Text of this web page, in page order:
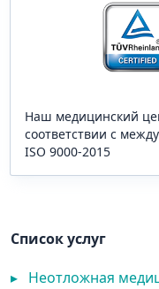
Наш медицинский
соответствии с
ISO 9000-2015
Список услуг
▸ Неотложная